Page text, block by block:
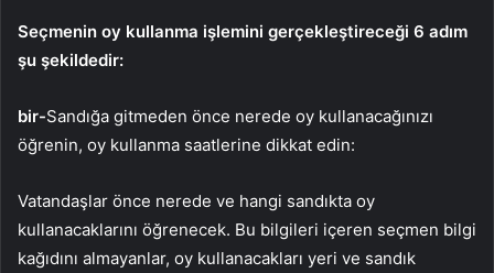
Seçmenin oy kullanma işlemini gerçekleştireceği 6 adım
şu şekildedir:
bir-Sandığa gitmeden önce nerede oy kullanacağınızı
öğrenin, oy kullanma saatlerine dikkat edin:
Vatandaşlar önce nerede ve hangi sandıkta oy
kullanacaklarını öğrenecek. Bu bilgileri içeren seçmen bilgi
kağıdını almayanlar, oy kullanacakları yeri ve sandık